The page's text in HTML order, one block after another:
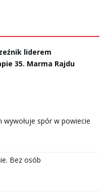
liderem
35. Marma Rajdu
wywołuje spór w powiecie
Bez osób